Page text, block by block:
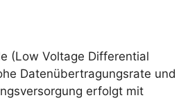
(Low Voltage Differential
Datenübertragungsrate und
erfolgt mit